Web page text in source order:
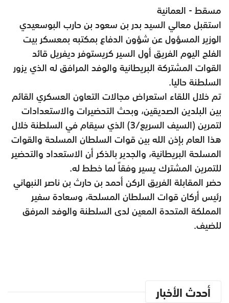
مسقط - العمانية
استقبل معالي السيد بدر بن سعود بن حارب البوسعيدي
الوزير المسؤول عن شؤون الدفاع بمكتبه بمعسكر بيت
الفلج اليوم الفريق أول السير كريستوفر ديفريل قائد
القوات المشتركة البريطانية والوفد المرافق له الذي يزور
السلطنة حاليا.
تم خلال اللقاء استعراض مجالات التعاون العسكري القائم
بين البلدين الصديقين، وبحث التحضيرات والاستعدادات
لتمرين (السيف السريع/3) الذي سيقام في السلطنة خلال
هذا العام بإذن الله بين قوات السلطان المسلحة والقوات
المسلحة البريطانية، والجدير بالذكر أن الاستعداد والتحضير
للتمرين المشترك يسير وفقاً لما خطط له.
حضر المقابلة الفريق الركن أحمد بن حارث بن ناصر النبهاني
رئيس أركان قوات السلطان المسلحة، وسعادة سفير
المملكة المتحدة المعين لدى السلطنة والوفد المرفق
للضيف.
أحدث الأخبار